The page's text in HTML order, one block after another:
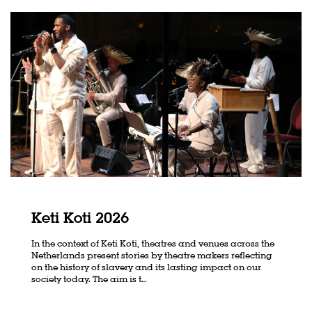
Keti Koti 2026
In the context of Keti Koti, theatres and venues across the
Netherlands present stories by theatre makers reflecting
on the history of slavery and its lasting impact on our
society today. The aim is t…